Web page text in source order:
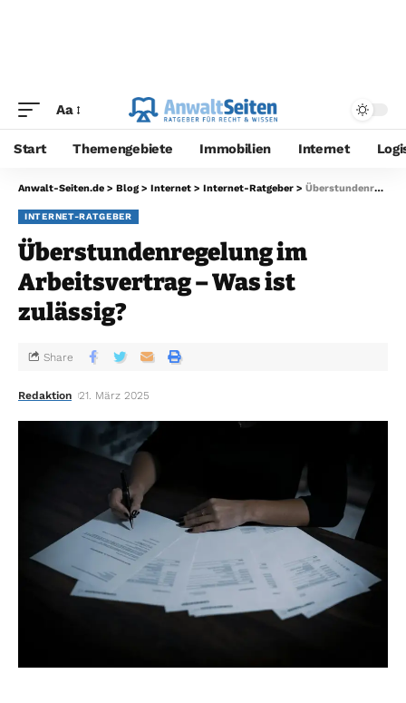
Aa
Start Themengebiete Immobilien Internet
Anwalt-Seiten.de > Blog > Internet > Internet-Ratgeber > Überstundenregelung im Arbeitsvertrag – Was ist zulässig?
INTERNET-RATGEBER
Überstundenregelung im
Arbeitsvertrag – Was ist
zulässig?
Redaktion 21. März 2025
Share